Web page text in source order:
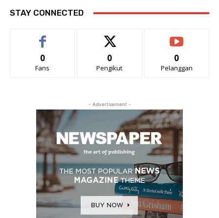
STAY CONNECTED
0
Fans
0
Pengikut
0
Pelanggan
- Advertisement -